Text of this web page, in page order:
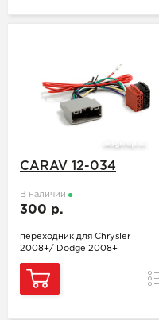
CARAV 12-034
В наличии
300 р.
переходник для Chrysler
2008+/ Dodge 2008+